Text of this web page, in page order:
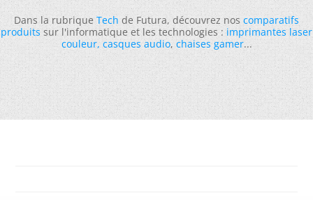
Dans la rubriqueTechde Futura, découvrez noscomparatifs
produitssur l'informatique et les technologies :imprimantes laser
couleur,casques audio,chaises gamer...